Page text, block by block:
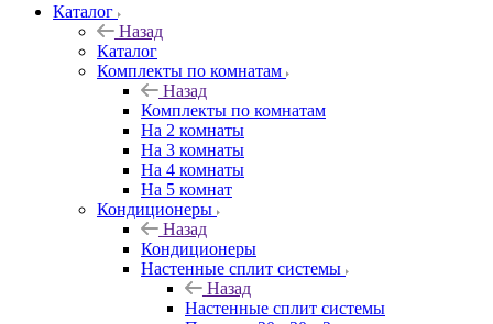
Каталог
Назад
Каталог
Комплекты по комнатам
Назад
Комплекты по комнатам
На 2 комнаты
На 3 комнаты
На 4 комнаты
На 5 комнат
Кондиционеры
Назад
Кондиционеры
Настенные сплит системы
Назад
Настенные сплит системы